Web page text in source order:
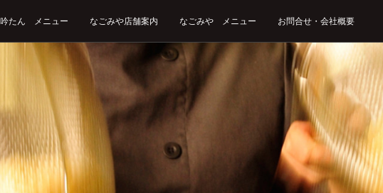
吟たん メニュー なごみや店舗案内 なごみや メニュー お問合せ・会社概要